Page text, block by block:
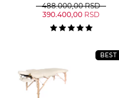
488.000,00 RSD
390.400,00 RSD
BEST